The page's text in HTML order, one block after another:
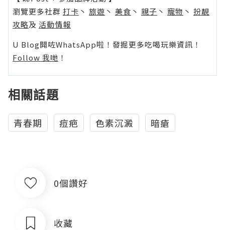
瀏覽更多社群 打卡 丶 旅遊 丶 美食 丶 親子 丶 寵物 丶 扮靚
攻略及 活動情報
U Blog開咗WhatsApp啦！發掘更多吃喝玩樂資訊！
Follow 我哋 ！
相關話題
青春期 痘疤 色素沉澱 暗瘡
0個讚好
收藏